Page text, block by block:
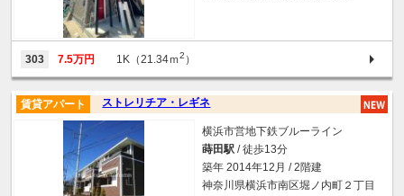
303 7.5万円 1K（21.34ｍ2 ）
ストレリチア・レギネ
賃貸アパート
横浜市営地下鉄ブルーライン
蒔田駅 / 徒歩13分
築年 2014年12月 / 2階建
神奈川県横浜市南区堀ノ内町２丁目